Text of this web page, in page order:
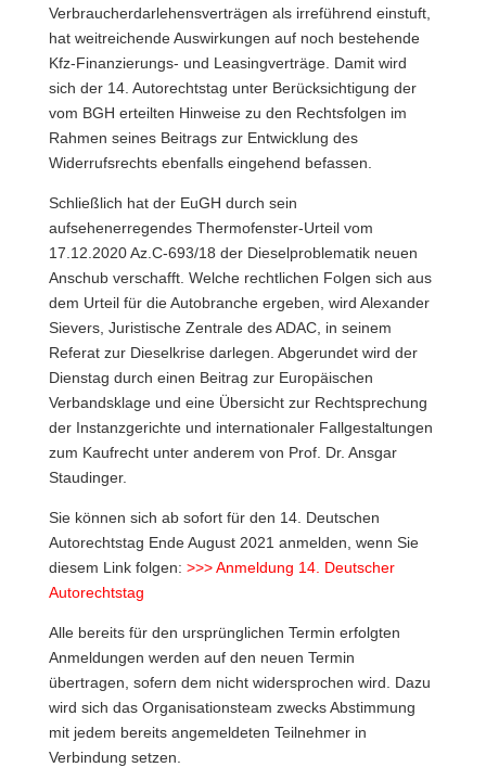
Verbraucherdarlehensverträgen als irreführend einstuft,
hat weitreichende Auswirkungen auf noch bestehende
Kfz-Finanzierungs- und Leasingverträge. Damit wird
sich der 14. Autorechtstag unter Berücksichtigung der
vom BGH erteilten Hinweise zu den Rechtsfolgen im
Rahmen seines Beitrags zur Entwicklung des
Widerrufsrechts ebenfalls eingehend befassen.
Schließlich hat der EuGH durch sein
aufsehenerregendes Thermofenster-Urteil vom
17.12.2020 Az.C-693/18 der Dieselproblematik neuen
Anschub verschafft. Welche rechtlichen Folgen sich aus
dem Urteil für die Autobranche ergeben, wird Alexander
Sievers, Juristische Zentrale des ADAC, in seinem
Referat zur Dieselkrise darlegen. Abgerundet wird der
Dienstag durch einen Beitrag zur Europäischen
Verbandsklage und eine Übersicht zur Rechtsprechung
der Instanzgerichte und internationaler Fallgestaltungen
zum Kaufrecht unter anderem von Prof. Dr. Ansgar
Staudinger.
Sie können sich ab sofort für den 14. Deutschen
Autorechtstag Ende August 2021 anmelden, wenn Sie
diesem Link folgen: >>> Anmeldung 14. Deutscher
Autorechtstag
Alle bereits für den ursprünglichen Termin erfolgten
Anmeldungen werden auf den neuen Termin
übertragen, sofern dem nicht widersprochen wird. Dazu
wird sich das Organisationsteam zwecks Abstimmung
mit jedem bereits angemeldeten Teilnehmer in
Verbindung setzen.